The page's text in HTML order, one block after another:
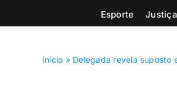
Esporte
Início » Delegada revela suposto